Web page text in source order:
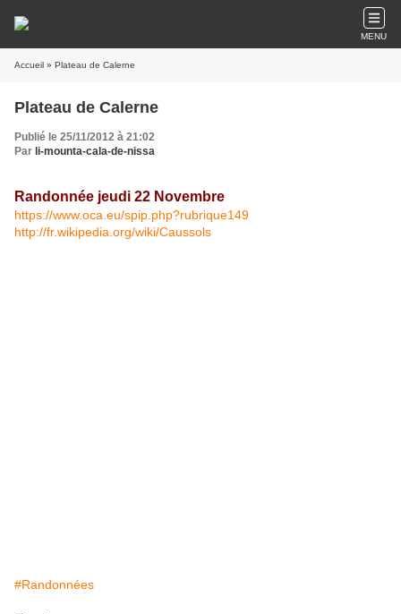
MENU
Accueil » Plateau de Calerne
Plateau de Calerne
Publié le 25/11/2012 à 21:02
Par li-mounta-cala-de-nissa
Randonnée jeudi 22 Novembre
https://www.oca.eu/spip.php?rubrique149
http://fr.wikipedia.org/wiki/Caussols
#Randonnées